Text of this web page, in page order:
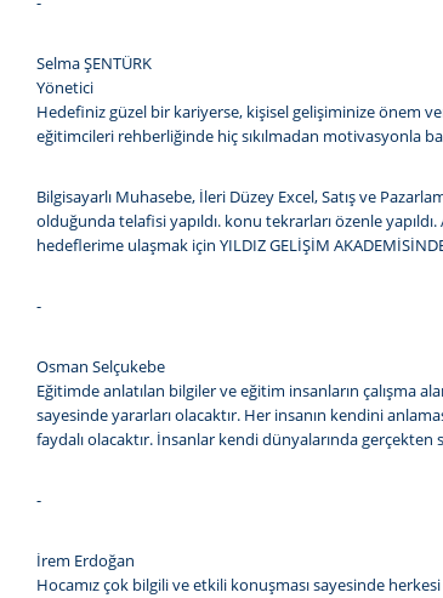
Selma ŞENTÜRK
Yönetici
Hedefiniz güzel bir kariyerse, kişisel gelişiminize önem
eğitimcileri rehberliğinde hiç sıkılmadan motivasyonla
Bilgisayarlı Muhasebe, İleri Düzey Excel, Satış ve
olduğunda telafisi yapıldı. konu tekrarları özenle
hedeflerime ulaşmak için YILDIZ GELİŞİM
-
Osman Selçukebe
Eğitimde anlatılan bilgiler ve eğitim insanların çalışma
sayesinde yararları olacaktır. Her insanın kendini
faydalı olacaktır. İnsanlar kendi dünyalarında
-
İrem Erdoğan
Hocamız çok bilgili ve etkili konuşması sayesinde